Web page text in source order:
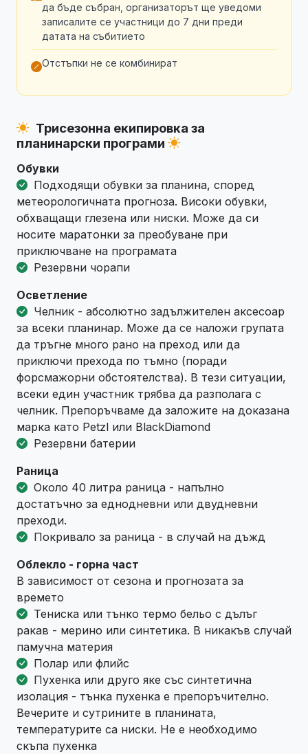
да бъде събран, организаторът ще уведоми
записалите се участници до 7 дни преди
датата на събитието
Отстъпки не се комбинират
Трисезонна екипировка за
планинарски програми
Обувки
Подходящи обувки за планина, според
метеорологичната прогноза. Високи обувки,
обхващащи глезена или ниски. Може да си
носите маратонки за преобуване при
приключване на програмата
Резервни чорапи
Осветление
Челник - абсолютно задължителен аксесоар
за всеки планинар. Може да се наложи групата
да тръгне много рано на преход или да
приключи прехода по тъмно (поради
форсмажорни обстоятелства). В тези ситуации,
всеки един участник трябва да разполага с
челник. Препоръчваме да заложите на доказана
марка като Petzl или BlackDiamond
Резервни батерии
Раница
Около 40 литра раница - напълно
достатъчно за еднодневни или двудневни
преходи.
Покривало за раница - в случай на дъжд
Облекло - горна част
В зависимост от сезона и прогнозата за
времето
Тениска или тънко термо бельо с дълъг
ракав - мерино или синтетика. В никакъв случай
памучна материя
Полар или флийс
Пухенка или друго яке със синтетична
изолация - тънка пухенка е препоръчително.
Вечерите и сутрините в планината,
температурите са ниски. Не е необходимо
скъпа пухенка